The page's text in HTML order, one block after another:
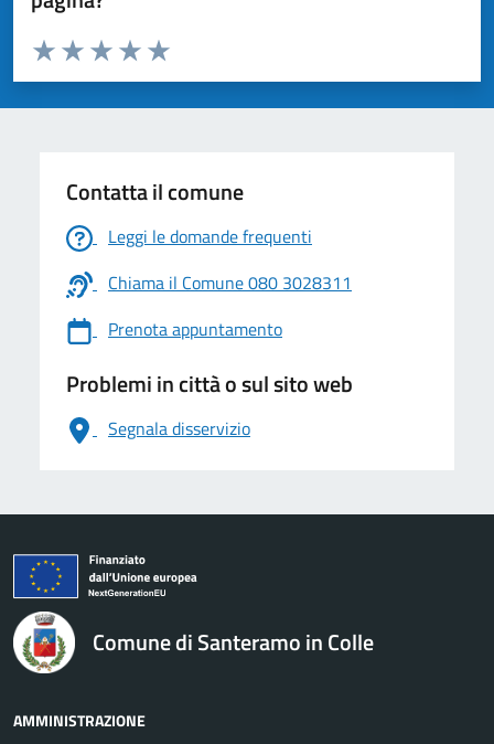
Valuta da 1 a 5 stelle la pagina
Valuta 5 stelle su 5
Valuta 4 stelle su 5
Valuta 3 stelle su 5
Valuta 2 stelle su 5
Valuta 1 stelle su 5
Contatta il comune
Leggi le domande frequenti
Chiama il Comune 080 3028311
Prenota appuntamento
Problemi in città o sul sito web
Segnala disservizio
logo Unione Europea
Comune di Santeramo in Colle
AMMINISTRAZIONE